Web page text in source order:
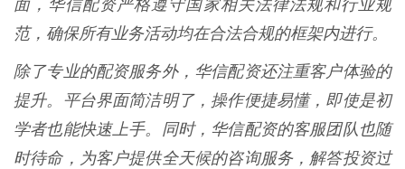
面，华信配资严格遵守国家相关法律法规和行业规
范，确保所有业务活动均在合法合规的框架内进行。
除了专业的配资服务外，华信配资还注重客户体验的
提升。平台界面简洁明了，操作便捷易懂，即使是初
学者也能快速上手。同时，华信配资的客服团队也随
时待命，为客户提供全天候的咨询服务，解答投资过